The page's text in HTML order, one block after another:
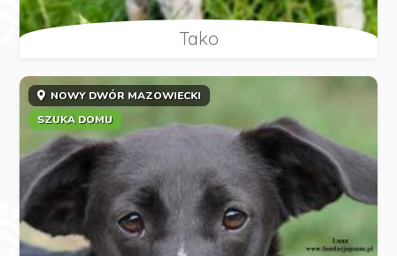
Tako
NOWY DWÓR MAZOWIECKI
SZUKA DOMU